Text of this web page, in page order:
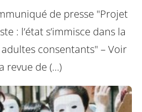
de presse "Projet
: l’état s’immisce dans la
consentants" – Voir
revue de (…)